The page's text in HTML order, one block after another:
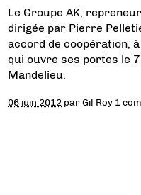
Le Groupe AK,
dirigée par Pierre
accord de coopération, à
qui ouvre ses portes le
Mandelieu.
06 juin 2012 parGil Roy 1